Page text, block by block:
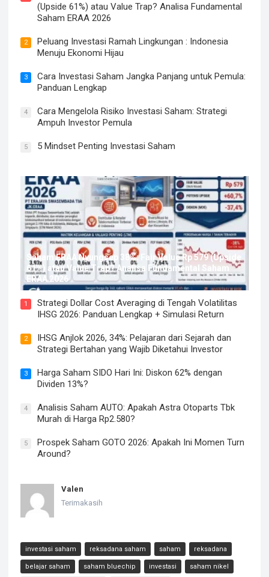
(Upside 61%) atau Value Trap? Analisa Fundamental
Saham ERAA 2026
2
Peluang Investasi Ramah Lingkungan : Indonesia
Menuju Ekonomi Hijau
3
Cara Investasi Saham Jangka Panjang untuk Pemula:
Panduan Lengkap
4
Cara Mengelola Risiko Investasi Saham: Strategi
Ampuh Investor Pemula
5 5 Mindset Penting Investasi Saham
Saham ERAA Nyungsep 38%: Fair Value Rp 579 (Upside
61%) atau Value Trap? Analisa Fundamental Saham
ERAA 2026
1
Strategi Dollar Cost Averaging di Tengah Volatilitas
IHSG 2026: Panduan Lengkap + Simulasi Return
2
IHSG Anjlok 2026, 34%: Pelajaran dari Sejarah dan
Strategi Bertahan yang Wajib Diketahui Investor
3
Harga Saham SIDO Hari Ini: Diskon 62% dengan
Dividen 13%?
4
Analisis Saham AUTO: Apakah Astra Otoparts Tbk
Murah di Harga Rp2.580?
5
Prospek Saham GOTO 2026: Apakah Ini Momen Turn
Around?
Valen
Terimakasih
investasi saham reksadana saham saham reksadana
belajar saham saham bluechip investasi saham nikel